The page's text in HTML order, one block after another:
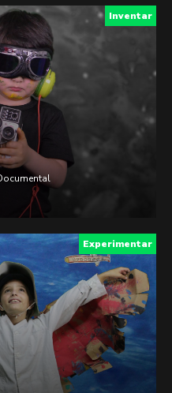
Inventar
Experimentar